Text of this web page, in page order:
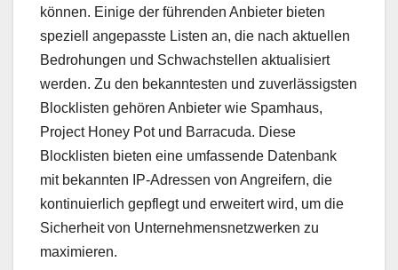
können. Einige der führenden Anbieter bieten
speziell angepasste Listen an, die nach aktuellen
Bedrohungen und Schwachstellen aktualisiert
werden. Zu den bekanntesten und zuverlässigsten
Blocklisten gehören Anbieter wie Spamhaus,
Project Honey Pot und Barracuda. Diese
Blocklisten bieten eine umfassende Datenbank
mit bekannten IP-Adressen von Angreifern, die
kontinuierlich gepflegt und erweitert wird, um die
Sicherheit von Unternehmensnetzwerken zu
maximieren.